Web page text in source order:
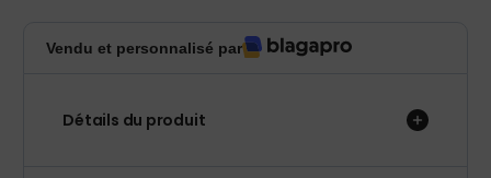
Vendu et personnalisé par
Détails du produit